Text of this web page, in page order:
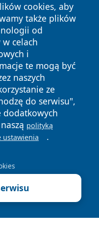
cookies, aby
także plików
od
celach
i
te mogą być
naszych
ze
do serwisu",
dodatkowych
polityką
ustawienia .
prawa
Polityka
Cookies